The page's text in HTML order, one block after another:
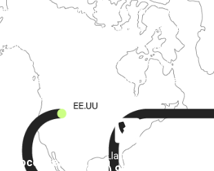
de Chile. Brindamos una atención ultra
tanto al propietario como al arrendatario
apoyándolos en sus proyectos de vida. No
el intermediario, también nos enfocamos en
y sus expectativas. Esforzándonos en ser lo
posible, es nuestra misión.
Llamanos